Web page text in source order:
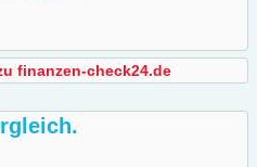
finanzen-check24.de